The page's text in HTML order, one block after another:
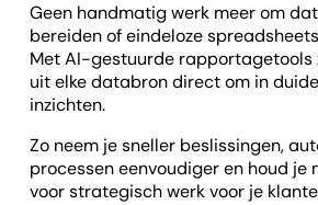
Geen handmatig werk meer om
bereiden of eindeloze
Met AI-gestuurde rapportagetools
uit elke databron direct om in
inzichten.
Zo neem je sneller beslissingen,
processen eenvoudiger en houd je
voor strategisch werk voor je